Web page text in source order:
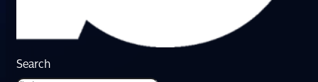
Search